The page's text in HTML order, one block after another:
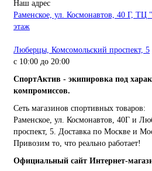
Наш адрес
Раменское, ул. Космонавтов, 40 Г,
этаж
Люберцы, Комсомольский проспект, 5
с 10:00 до 20:00
СпортАктив - экипировка под
компромиссов.
Сеть магазинов спортивных товаров:
Раменское, ул. Космонавтов, 40Г и
проспект, 5. Доставка по Москве и
Привозим то, что реально работает!
Официальный сайт Интернет-